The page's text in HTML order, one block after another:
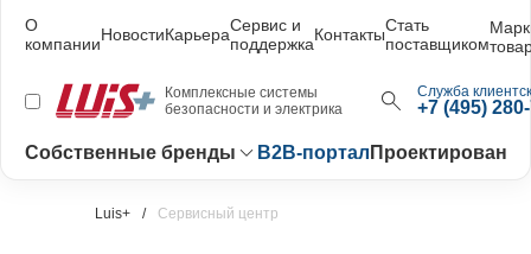
О
компанииНовостиКарьераСервис и
поддержкаКонтактыСтать
поставщиком
Комплексные системы
безопасности и электрика
Служба
+7 (495)
Собственные бренды B2B-портал Проектирование
Luis+ Сервисный центр